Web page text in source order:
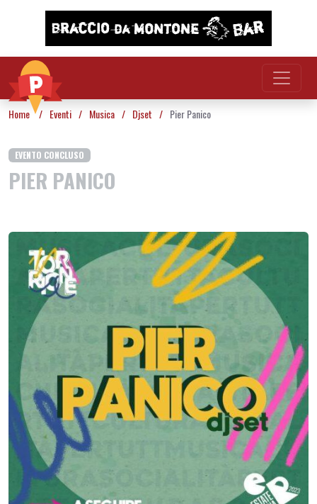
Vai al contenuto
Home / Eventi / Musica / Djset / Pier Panico
EVENTO CONCLUSO
PIER PANICO